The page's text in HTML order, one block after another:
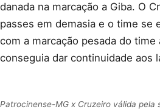
danada na marcação a Giba. O
passes em demasia e o time se
com a marcação pesada do time
conseguia dar continuidade aos
Patrocinense-MG x Cruzeiro válida pela